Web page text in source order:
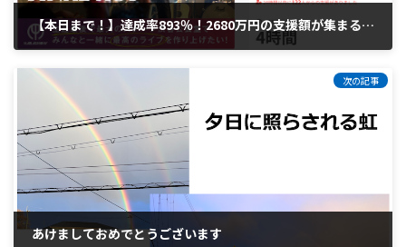
【本日まで！】達成率893％！2680万円の支援額が集まる驚きのプロジェクトに参加できるのは今日まで！！
2022年12月25日
次の記事
あけましておめでとうございます